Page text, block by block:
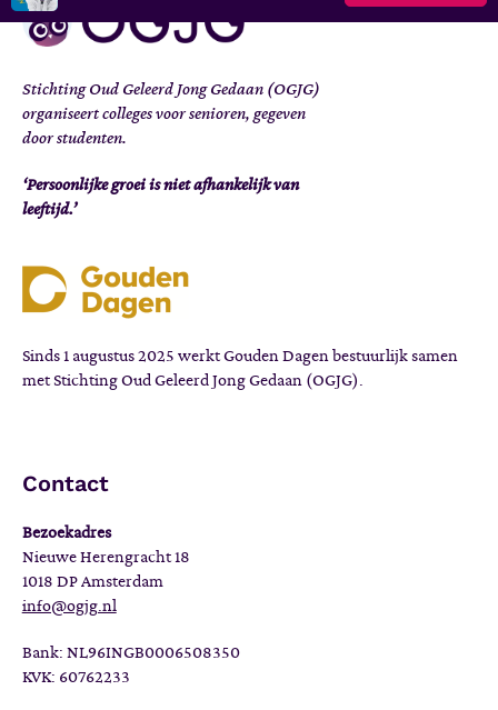
Stichting Oud Geleerd Jong Gedaan (OGJG)
organiseert colleges voor senioren, gegeven
door studenten.
‘Persoonlijke groei is niet afhankelijk van
leeftijd.’
Sinds 1 augustus 2025 werkt Gouden Dagen bestuurlijk samen
met Stichting Oud Geleerd Jong Gedaan (OGJG).
Contact
Bezoekadres
Nieuwe Herengracht 18
1018 DP Amsterdam
info@ogjg.nl
Bank: NL96INGB0006508350
KVK: 60762233